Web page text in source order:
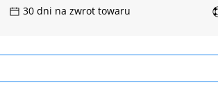
30 dni na zwrot towaru